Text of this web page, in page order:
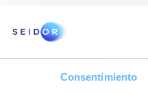
Consentimiento